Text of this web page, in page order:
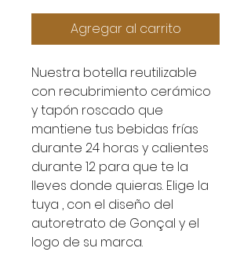
Agregar al carrito
Nuestra botella reutilizable
con recubrimiento cerámico
y tapón roscado que
mantiene tus bebidas frías
durante 24 horas y calientes
durante 12 para que te la
lleves donde quieras. Elige la
tuya , con el diseño del
autoretrato de Gonçal y el
logo de su marca.